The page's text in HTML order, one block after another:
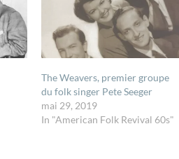
The Weavers, premier groupe
du folk singer Pete Seeger
mai 29, 2019
In "American Folk Revival 60s"